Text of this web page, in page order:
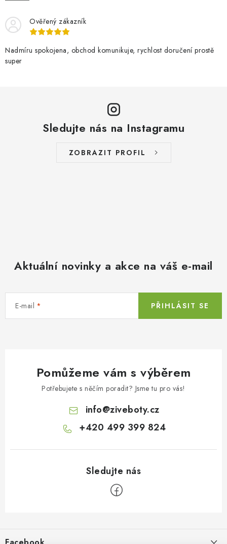
Ověřený zákazník
Nadmíru spokojena, obchod komunikuje, rychlost doručení prostě
super
Sledujte nás na Instagramu
ZOBRAZIT PROFIL
Aktuální novinky a akce na váš e-mail
E-mail PŘIHLÁSIT SE
Pomůžeme vám s výběrem
Potřebujete s něčím poradit? Jsme tu pro vás!
info@ziveboty.cz
+420 499 399 824